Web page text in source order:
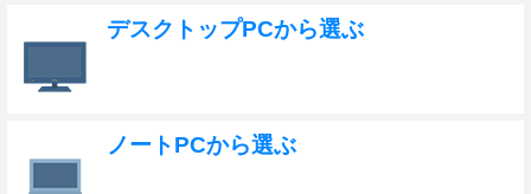
デスクトップPCから選ぶ
ノートPCから選ぶ